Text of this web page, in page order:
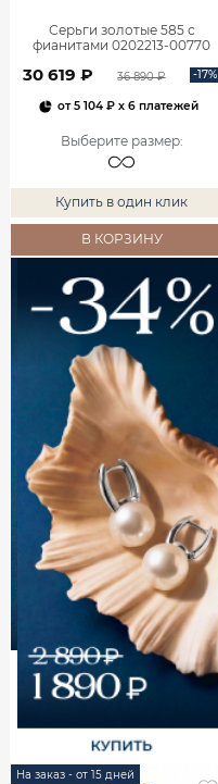
Серьги золотые 585 с
фианитами 0202213-00770
30 619 ₽ 36 890 ₽ -17%
от5 104 ₽ x 6 платежей
Выберите размер:
Купить в один клик
В КОРЗИНУ
На заказ - от 15 дней